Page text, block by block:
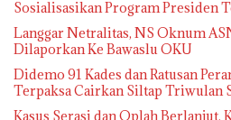
Sosialisasikan Program Presiden
Langgar Netralitas, NS Oknum
Dilaporkan Ke Bawaslu OKU
Didemo 91 Kades dan Ratusan
Terpaksa Cairkan Siltap Triwulan
Kasus Serasi dan Oplah Berlanjut,